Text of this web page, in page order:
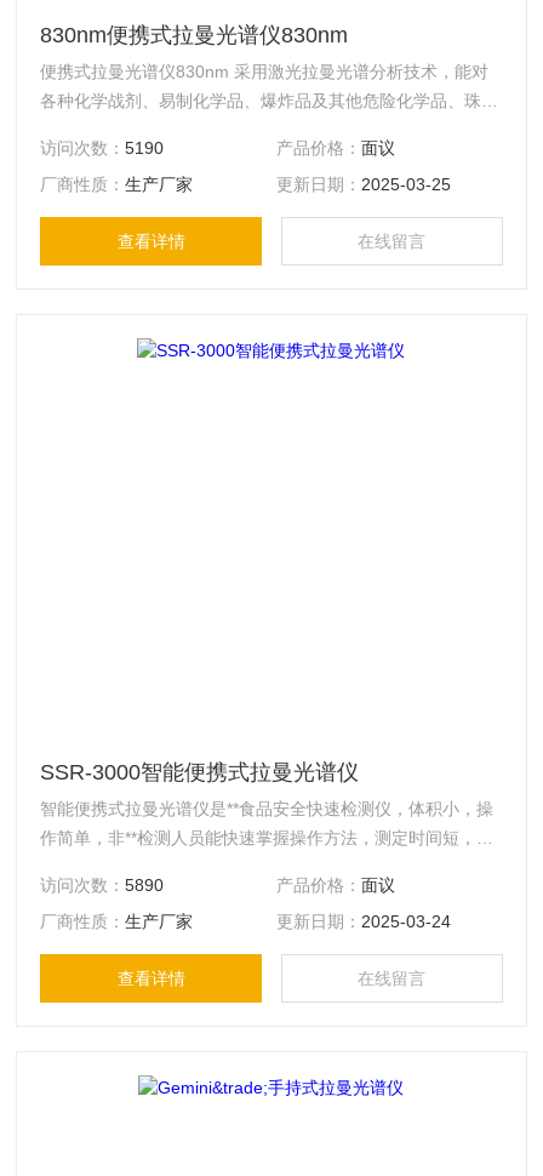
830nm便携式拉曼光谱仪830nm
便携式拉曼光谱仪830nm 采用激光拉曼光谱分析技术，能对
各种化学战剂、易制化学品、爆炸品及其他危险化学品、珠宝
别，拉曼光谱仪可在保证不损害被测样品完整性的情况下，检
测液体和固体状态的样品，明确给出被测物质的具体名称、物
质属性和谱图，并生成PDF报告，整个过程几秒内完成。其设
计紧凑， 结构简单，性价比高。
访问次数：5190 产品价格： 面议
厂商性质：生产厂家 更新日期： 2025-03-25
查看详情 在线留言
SSR-3000智能便携式拉曼光谱仪
智能便携式拉曼光谱仪是**食品安全快速检测仪，体积小，操
作简单，非**检测人员能快速掌握操作方法，测定时间短，只
携式拉曼光谱仪可广泛应用于食品安全现场快速成分分析检
测。便携式拉曼光谱仪配合拉曼增强剂，可检测食品中所含的
多种非法添加物和农兽药残留成分100余项，如三聚氰胺，苏
丹红、孔雀石绿、瘦肉精、毒死蜱等
访问次数：5890 产品价格： 面议
厂商性质：生产厂家 更新日期： 2025-03-24
查看详情 在线留言